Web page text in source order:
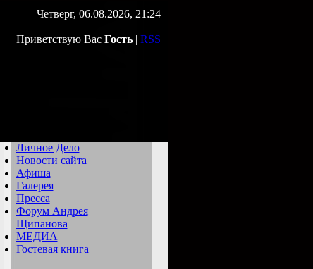
Четверг, 06.08.2026, 21:24
Приветствую Вас Гость| RSS
Личное Дело
Новости сайта
Афиша
Галерея
Пресса
Форум Андрея
Щипанова
МЕДИА
Гостевая книга